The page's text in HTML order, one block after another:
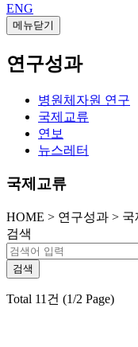
ENG
메뉴닫기
연구성과
병원체자원 연구
국제교류
연보
뉴스레터
국제교류
HOME > 연구성과 > 국
검색
Total 11건 (1/2 Page)